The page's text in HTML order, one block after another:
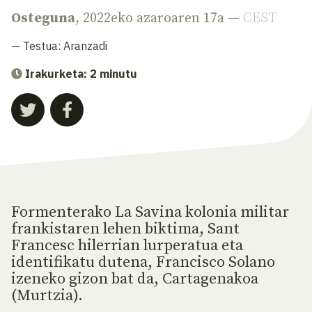
Osteguna, 2022eko azaroaren 17a — CEST
— Testua: Aranzadi
Irakurketa: 2 minutu
Formenterako La Savina kolonia militar
frankistaren lehen biktima, Sant
Francesc hilerrian lurperatua eta
identifikatu dutena, Francisco Solano
izeneko gizon bat da, Cartagenakoa
(Murtzia).